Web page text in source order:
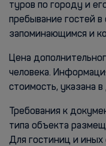
туров по городу и
пребывание гостей
запоминающимся и
Цена
человека.
стоимость, указана
Требования к
типа объекта
Для гостиниц и